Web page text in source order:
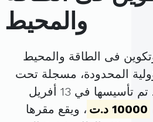
والمحيط
فى الطاقة والمحيط
المحدودة، مسجلة تحت
. تم تأسيسها في 13 أفريل
10000 د.ت
، ويقع مقرها